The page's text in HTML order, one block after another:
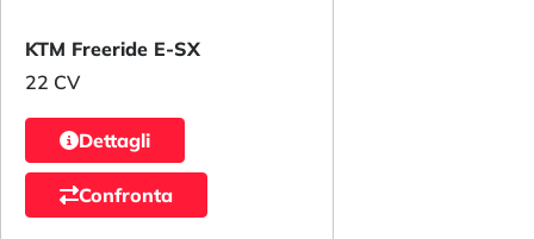
KTM Freeride E-SX
22 CV
Dettagli
Confronta